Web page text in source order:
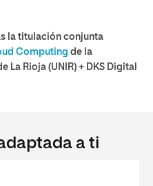
la titulación conjunta
Computing de la
La Rioja (UNIR) + DKS Digital
a ti